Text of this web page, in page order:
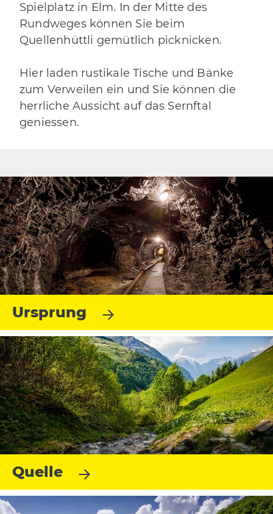
Spielplatz in Elm. In der Mitte des
Rundweges können Sie beim
Quellenhüttli gemütlich picknicken.
Hier laden rustikale Tische und Bänke
zum Verweilen ein und Sie können die
herrliche Aussicht auf das Sernftal
geniessen.
Ursprung
Quelle